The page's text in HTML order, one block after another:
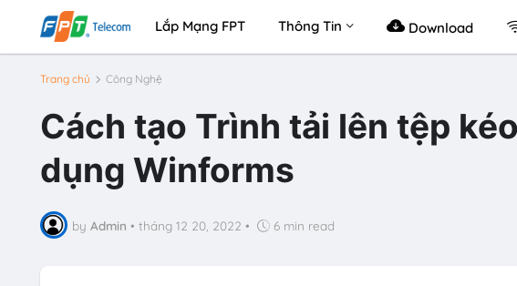
Lắp Mạng FPT Thông Tin Download
Trang chủ Công Nghệ
Cách tạo Trình tải lên tệp
dụng Winforms
by Admin • tháng 12 20, 2022 • 6 min read